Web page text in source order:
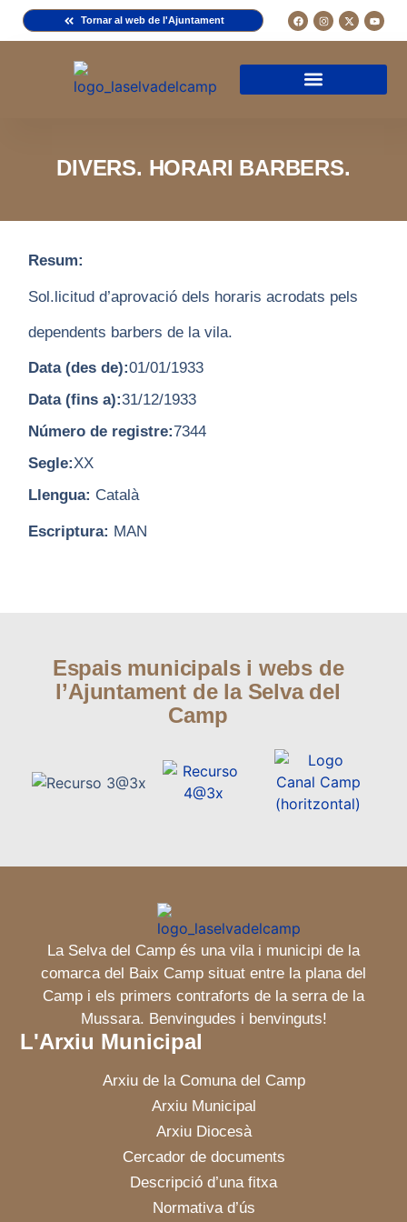
Tornar al web de l'Ajuntament
DIVERS. HORARI BARBERS.
Resum:
Sol.licitud d’aprovació dels horaris acrodats pels
dependents barbers de la vila.
Data (des de):01/01/1933
Data (fins a):31/12/1933
Número de registre:7344
Segle:XX
Llengua: Català
Escriptura: MAN
Espais municipals i webs de
l’Ajuntament de la Selva del
Camp
La Selva del Camp és una vila i municipi de la
comarca del Baix Camp situat entre la plana del
Camp i els primers contraforts de la serra de la
Mussara. Benvingudes i benvinguts!
L'Arxiu Municipal
Arxiu de la Comuna del Camp
Arxiu Municipal
Arxiu Diocesà
Cercador de documents
Descripció d’una fitxa
Normativa d’ús